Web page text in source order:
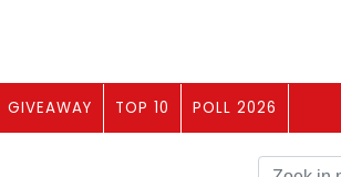
GIVEAWAY TOP 10 POLL 2026